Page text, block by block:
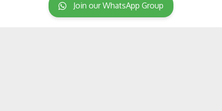
Join our WhatsApp Group